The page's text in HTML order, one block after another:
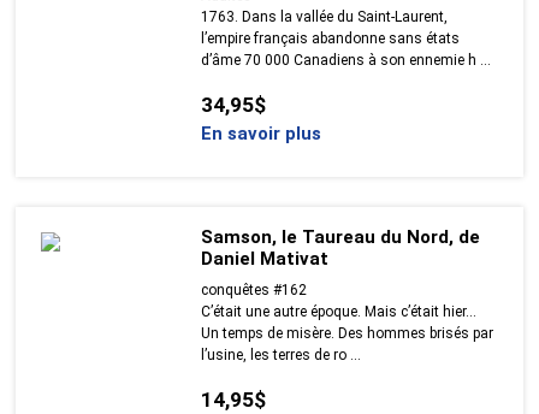
1763. Dans la vallée du Saint-Laurent,
l’empire français abandonne sans états
d’âme 70 000 Canadiens à son ennemie h ...
34,95$
En savoir plus
Samson, le Taureau du Nord, de
Daniel Mativat
conquêtes #162
C’était une autre époque. Mais c’était hier…
Un temps de misère. Des hommes brisés par
l’usine, les terres de ro ...
14,95$